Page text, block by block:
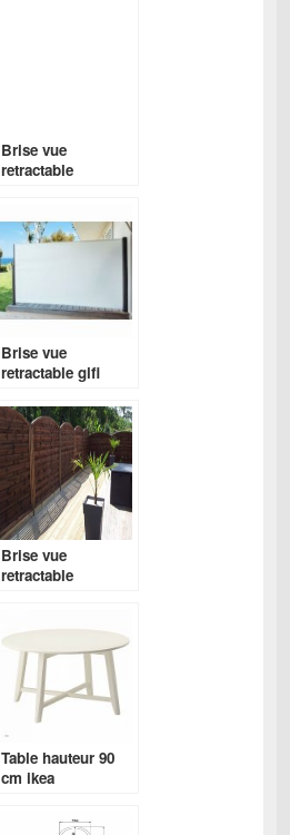
Brise vue
retractable
Brise vue
retractable gifi
Brise vue
retractable
Table hauteur 90
cm ikea